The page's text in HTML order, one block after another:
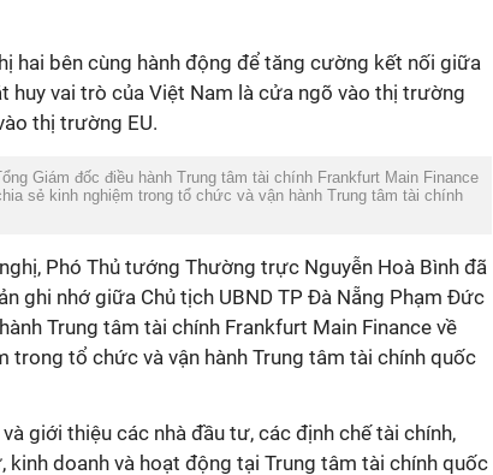
hai bên cùng hành động để tăng cường kết nối giữa
huy vai trò của Việt Nam là cửa ngõ vào thị trường
thị trường EU.
Giám đốc điều hành Trung tâm tài chính Frankfurt Main Finance
sẻ kinh nghiệm trong tổ chức và vận hành Trung tâm tài chính
Phó Thủ tướng Thường trực Nguyễn Hoà Bình đã
ghi nhớ giữa Chủ tịch UBND TP Đà Nẵng Phạm Đức
Trung tâm tài chính Frankfurt Main Finance về
trong tổ chức và vận hành Trung tâm tài chính quốc
giới thiệu các nhà đầu tư, các định chế tài chính,
doanh và hoạt động tại Trung tâm tài chính quốc